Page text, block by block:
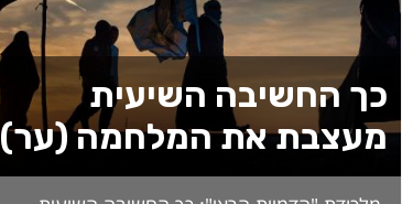
כך החשיבה השיעית
מעצבת את המלחמה (ער)